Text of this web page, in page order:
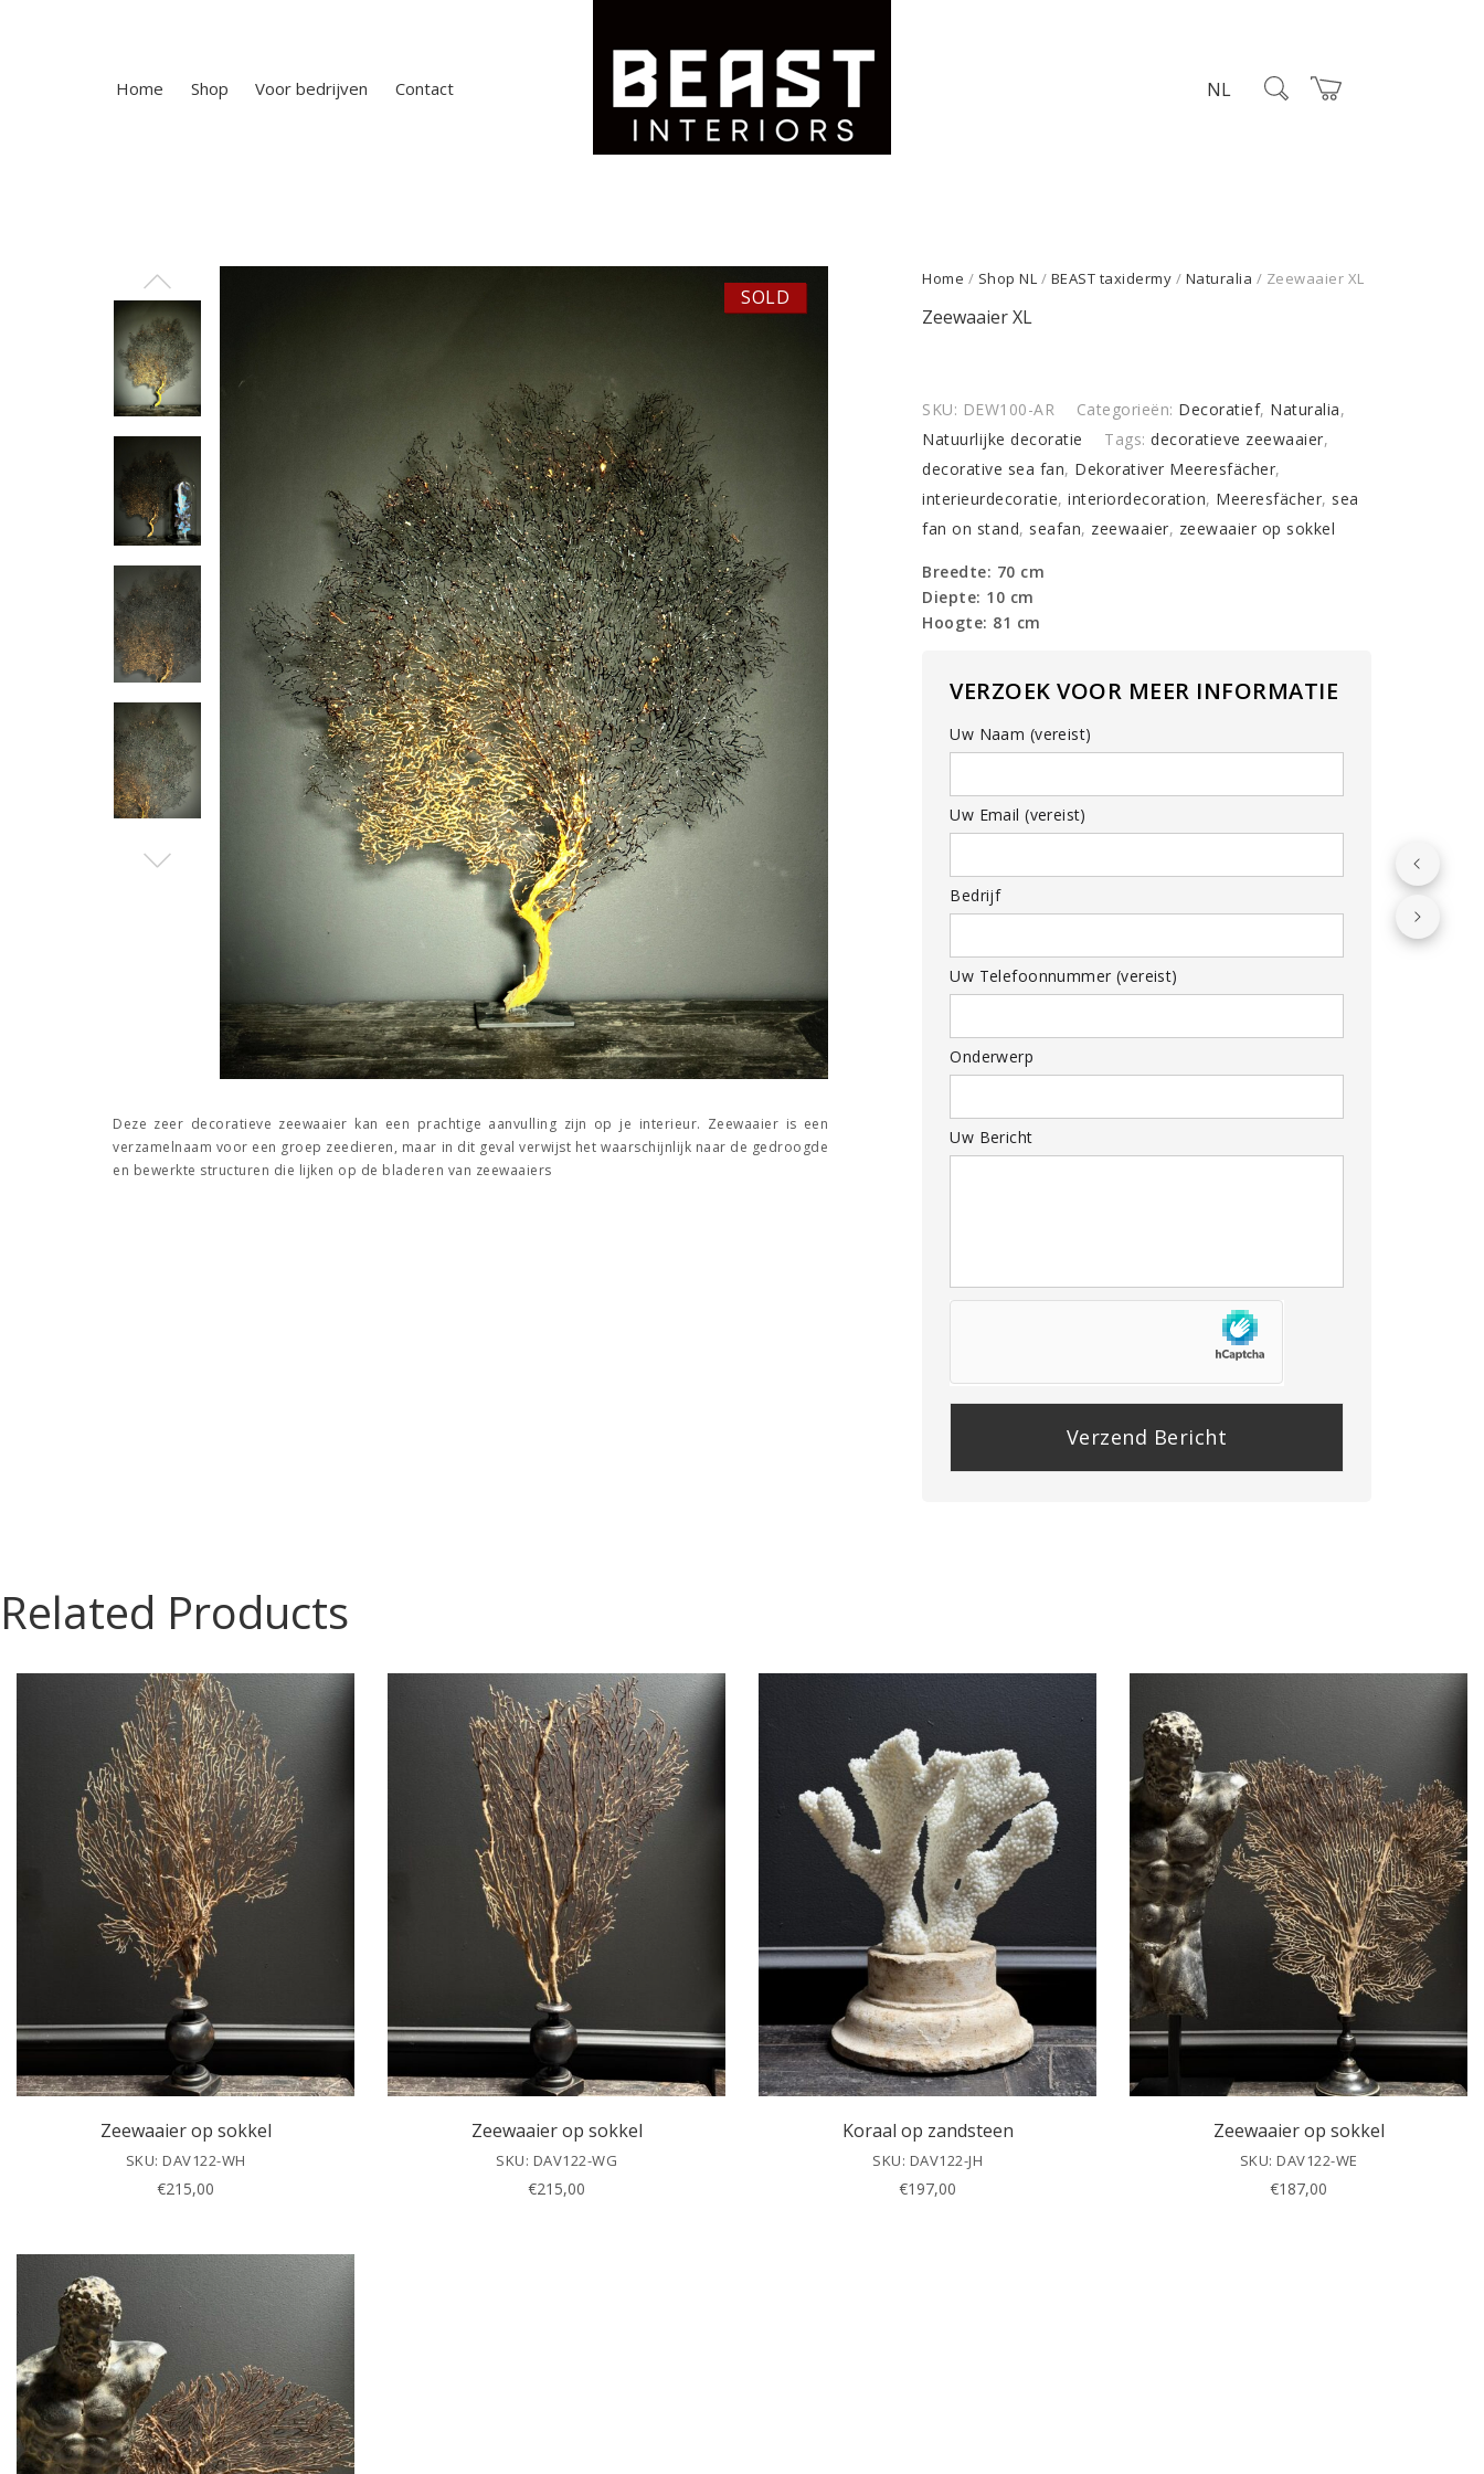
Home Shop Voor bedrijven Contact NL
SOLD
Deze zeer decoratieve zeewaaier kan een prachtige aanvulling zijn op je interieur. Zeewaaier is een
verzamelnaam voor een groep zeedieren, maar in dit geval verwijst het waarschijnlijk naar de gedroogde
en bewerkte structuren die lijken op de bladeren van zeewaaiers
Home / Shop NL / BEAST taxidermy / Naturalia / Zeewaaier XL
Zeewaaier XL
SKU: DEW100-AR Categorieën: Decoratief, Naturalia,
Natuurlijke decoratie
Tags:decoratieve zeewaaier,
decorative sea fan, Dekorativer Meeresfächer,
interieurdecoratie,interiordecoration, Meeresfächer, sea
fan on stand, seafan, zeewaaier, zeewaaier op sokkel
Breedte: 70 cm
Diepte: 10 cm
Hoogte: 81 cm
VERZOEK VOOR MEER INFORMATIE
Uw Naam (vereist)
Uw Email (vereist)
Bedrijf
Uw Telefoonnummer (vereist)
Onderwerp
Uw Bericht
Related Products
Zeewaaier op sokkel
SKU: DAV122-WH
€215,00
Zeewaaier op sokkel
SKU: DAV122-WG
€215,00
Koraal op zandsteen
SKU: DAV122-JH
€197,00
Zeewaaier op sokkel
SKU: DAV122-WE
€187,00